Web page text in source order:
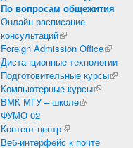
По вопросам общежития
Онлайн расписание
консультаций(внешняя ссылка)
Foreign Admission Office
Дистанционные технологии
Подготовительные курсы
Компьютерные курсы(внешняя
ВМК МГУ – школе(внешняя
ФУМО 02
Контент-центр(внешняя ссылка)
Веб-интерфейс к почте